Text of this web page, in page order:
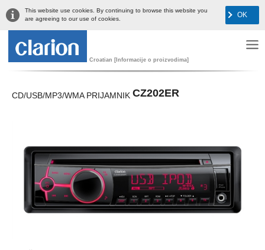
This website use cookies. By continuing to browse this website you
are agreeing to our use of cookies.
OK
Croatian [Informacije o proizvodima]
CD/USB/MP3/WMA PRIJAMNIK CZ202ER